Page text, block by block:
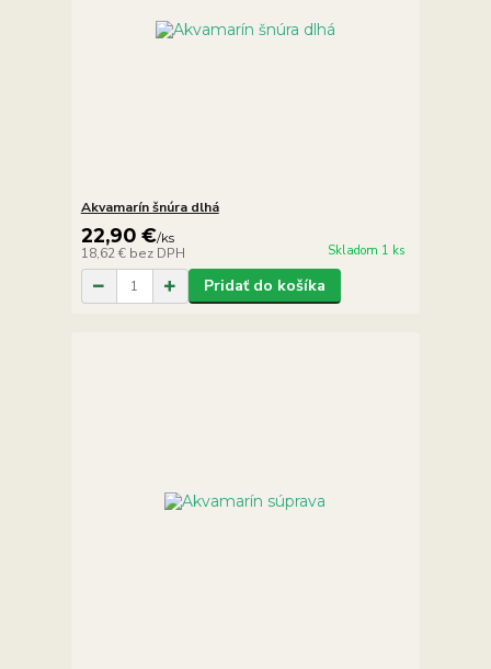
Akvamarín šnúra dlhá
22,90 €/ks
18,62 € bez DPH Skladom 1 ks
Pridať do košíka